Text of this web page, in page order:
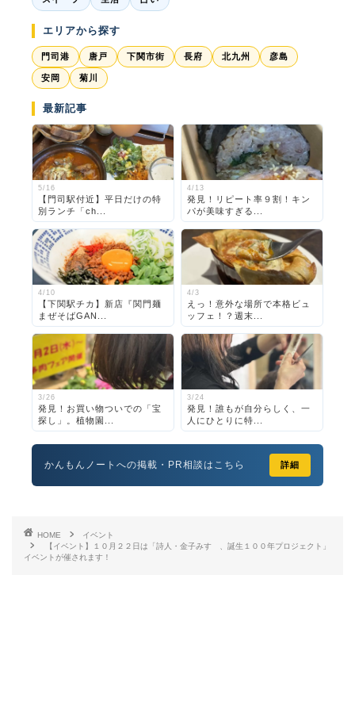
エリアから探す
門司港 唐戸 下関市街 長府 北九州 彦島
安岡 菊川
最新記事
5/16
【門司駅付近】平日だけの特
別ランチ「ch...
4/13
発見！リピート率９割！キン
パが美味すぎる...
4/10
【下関駅チカ】新店『関門麺
まぜそばGAN...
4/3
えっ！意外な場所で本格ビュ
ッフェ！？週末...
3/26
発見！お買い物ついでの「宝
探し」。植物園...
3/24
発見！誰もが自分らしく、一
人にひとりに特...
かんもんノートへの掲載・PR相談はこちら 詳細
HOME
イベント
【イベント】１０月２２日は「詩人・金子みすゞ、誕生１００年プロジェクト」
イベントが催されます！